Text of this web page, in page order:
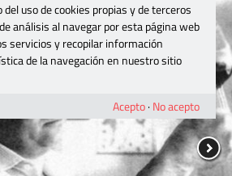
uso de cookies propias y de terceros
análisis al navegar por esta página web
servicios y recopilar información
de la navegación en nuestro sitio
Acepto· No acepto